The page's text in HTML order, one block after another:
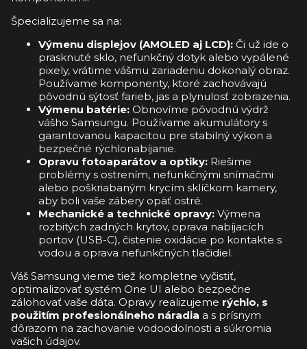
Špecializujeme sa na:
Výmenu displejov (AMOLED aj LCD): Či už ide o
prasknuté sklo, nefunkčný dotyk alebo vypálené
pixely, vrátime vášmu zariadeniu dokonalý obraz.
Používame komponenty, ktoré zachovávajú
pôvodnú sýtosť farieb, jas a plynulosť zobrazenia.
Výmenu batérie: Obnovíme pôvodnú výdrž
vášho Samsungu. Používame akumulátory s
garantovanou kapacitou pre stabilný výkon a
bezpečné rýchlonabíjanie.
Opravu fotoaparátov a optiky: Riešime
problémy s ostrením, nefunkčnými snímačmi
alebo poškriabaným krycím sklíčkom kamery,
aby boli vaše zábery opäť ostré.
Mechanické a technické opravy: Výmena
rozbitých zadných krytov, oprava nabíjacích
portov (USB-C), čistenie oxidácie po kontakte s
vodou a oprava nefunkčných tlačidiel.
Váš Samsung vieme tiež kompletne vyčistiť,
optimalizovať systém One UI alebo bezpečne
zálohovať vaše dáta. Opravy realizujeme rýchlo, s
použitím profesionálneho náradia a s prísnym
dôrazom na zachovanie vodoodolnosti a súkromia
vašich údajov.